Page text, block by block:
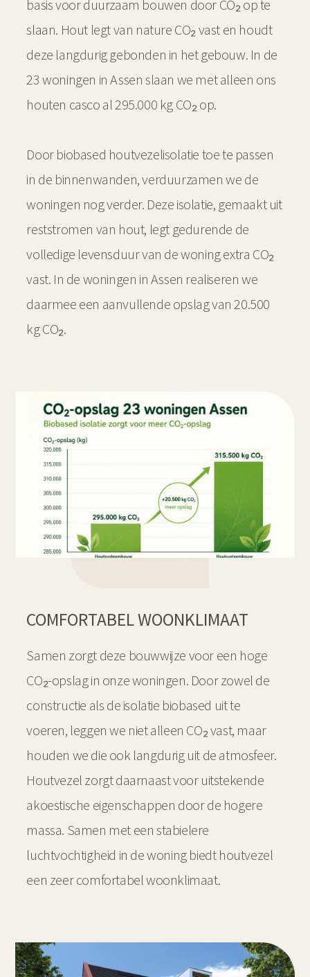
basis voor duurzaam bouwen door CO₂ op te
slaan. Hout legt van nature CO₂ vast en houdt
deze langdurig gebonden in het gebouw. In de
23 woningen in Assen slaan we met alleen ons
houten casco al 295.000 kg CO₂ op.
Door biobased houtvezelisolatie toe te passen
in de binnenwanden, verduurzamen we de
woningen nog verder. Deze isolatie, gemaakt uit
reststromen van hout, legt gedurende de
volledige levensduur van de woning extra CO₂
vast. In de woningen in Assen realiseren we
daarmee een aanvullende opslag van 20.500
kg CO₂.
COMFORTABEL WOONKLIMAAT
Samen zorgt deze bouwwijze voor een hoge
CO₂-opslag in onze woningen. Door zowel de
constructie als de isolatie biobased uit te
voeren, leggen we niet alleen CO₂ vast, maar
houden we die ook langdurig uit de atmosfeer.
Houtvezel zorgt daarnaast voor uitstekende
akoestische eigenschappen door de hogere
massa. Samen met een stabielere
luchtvochtigheid in de woning biedt houtvezel
een zeer comfortabel woonklimaat.